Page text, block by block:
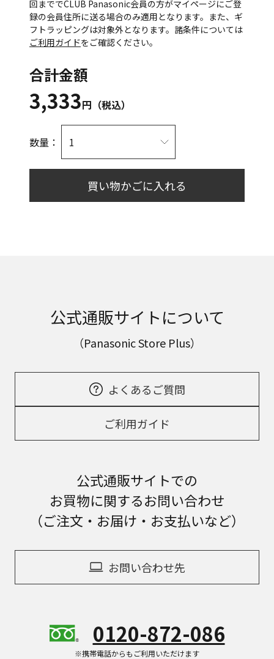
回まででCLUB Panasonic会員の方がマイページにご登
録の会員住所に送る場合のみ適用となります。また、ギ
フトラッピングは対象外となります。諸条件については
ご利用ガイドをご確認ください。
合計金額
3,333円（税込）
数量：
買い物かごに入れる
公式通販サイトについて
（Panasonic Store Plus）
よくあるご質問
ご利用ガイド
公式通販サイトでの
お買物に関するお問い合わせ
（ご注文・お届け・お支払いなど）
お問い合わせ先
0120-872-086
※携帯電話からもご利用いただけます